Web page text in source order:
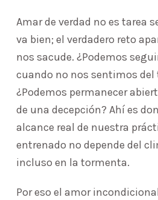
Amar de verdad no es tarea
va bien; el verdadero reto
nos sacude. ¿Podemos
cuando no nos sentimos del
¿Podemos permanecer
de una decepción? Ahí es
alcance real de nuestra
entrenado no depende del
incluso en la tormenta.
Por eso el amor